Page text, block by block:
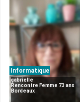
Informatique
gabrielle
Rencontre Femme 73 ans
Bordeaux